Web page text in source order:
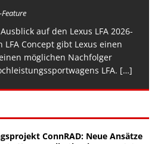
auf den Lexus LFA 2026-
Concept gibt Lexus einen
möglichen Nachfolger
LFA. […]
ConnRAD: Neue Ansätze